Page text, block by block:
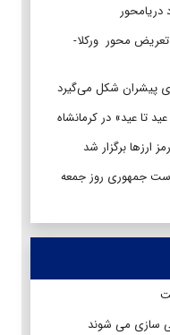
تعریض محور ورکلا-
پیشران شکل می‌گیرد
تا عید» در کرمانشاه
ارزها برگزار شد
جمهوری روز جمعه
سازی می شوند